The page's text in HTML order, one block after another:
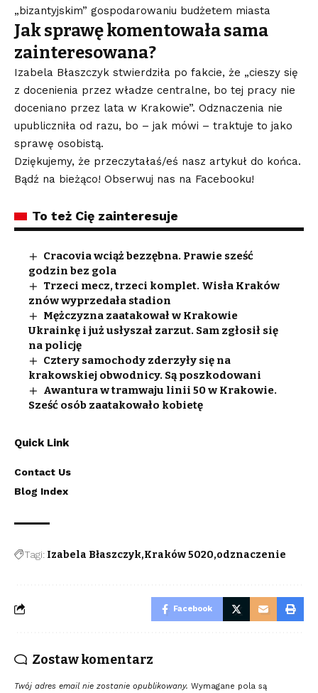
„bizantyjskim” gospodarowaniu budżetem miasta
Jak sprawę komentowała sama
zainteresowana?
Izabela Błaszczyk stwierdziła po fakcie, że „cieszy się
z docenienia przez władze centralne, bo tej pracy nie
doceniano przez lata w Krakowie”. Odznaczenia nie
upubliczniła od razu, bo – jak mówi – traktuje to jako
sprawę osobistą.
Dziękujemy, że przeczytałaś/eś nasz artykuł do końca.
Bądź na bieżąco! Obserwuj nas na Facebooku!
To też Cię zainteresuje
Cracovia wciąż bezzębna. Prawie sześć
godzin bez gola
Trzeci mecz, trzeci komplet. Wisła Kraków
znów wyprzedała stadion
Mężczyzna zaatakował w Krakowie
Ukrainkę i już usłyszał zarzut. Sam zgłosił się
na policję
Cztery samochody zderzyły się na
krakowskiej obwodnicy. Są poszkodowani
Awantura w tramwaju linii 50 w Krakowie.
Sześć osób zaatakowało kobietę
Quick Link
Contact Us
Blog Index
Tagi: Izabela Błaszczyk Kraków 5020 odznaczenie
Facebook
Zostaw komentarz
Twój adres email nie zostanie opublikowany. Wymagane pola są